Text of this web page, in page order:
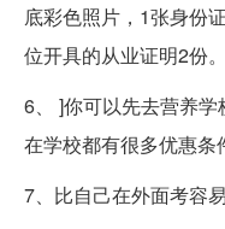
底彩色照片，1张身份
位开具的从业证明2份。
6、 ]你可以先去营养
在学校都有很多优惠条
7、比自己在外面考容